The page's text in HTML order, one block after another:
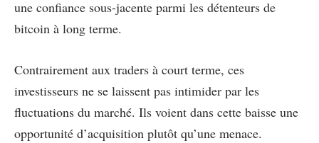
une confiance sous-jacente parmi les détenteurs de
bitcoin à long terme.
Contrairement aux traders à court terme, ces
investisseurs ne se laissent pas intimider par les
fluctuations du marché. Ils voient dans cette baisse une
opportunité d’acquisition plutôt qu’une menace.